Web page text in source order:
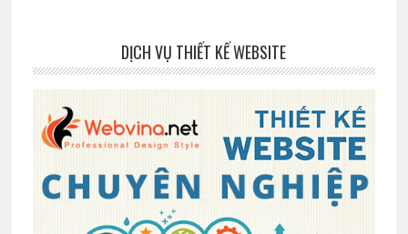
DỊCH VỤ THIẾT KẾ WEBSITE